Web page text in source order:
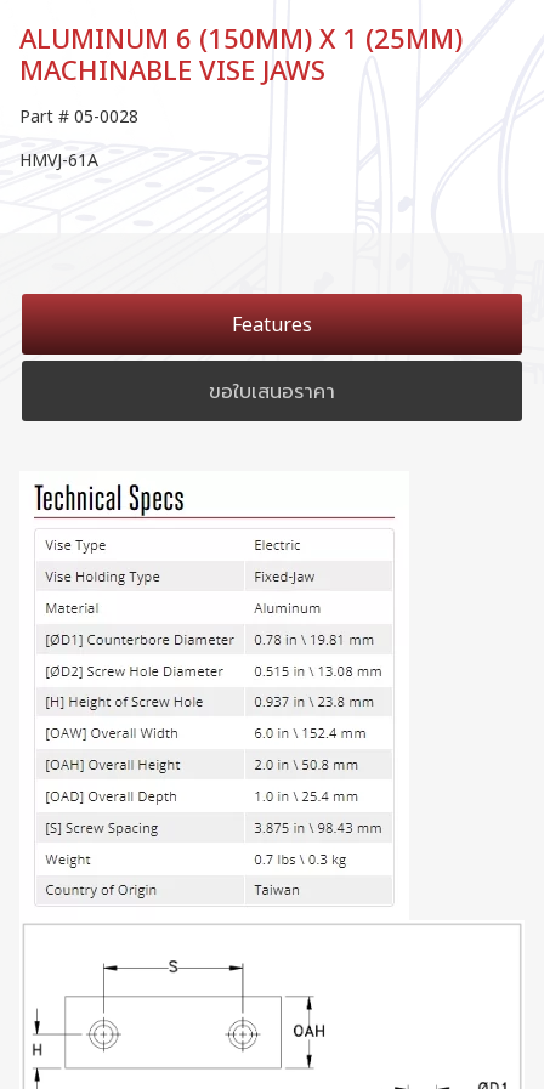
ALUMINUM 6 (150MM) X 1 (25MM)
MACHINABLE VISE JAWS
Part # 05-0028
HMVJ-61A
Features
ขอใบเสนอราคา